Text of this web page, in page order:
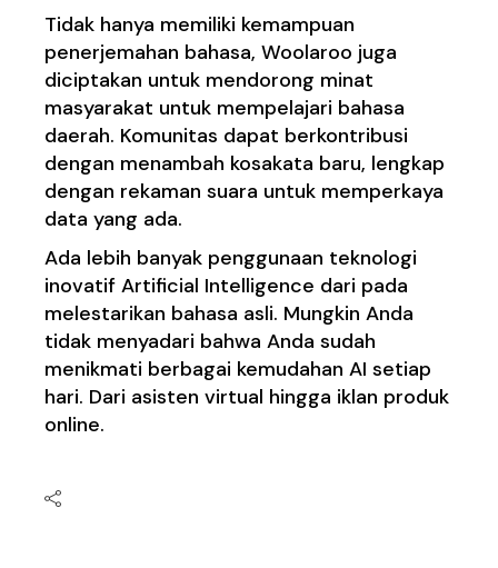
Tidak hanya memiliki kemampuan
penerjemahan bahasa, Woolaroo juga
diciptakan untuk mendorong minat
masyarakat untuk mempelajari bahasa
daerah. Komunitas dapat berkontribusi
dengan menambah kosakata baru, lengkap
dengan rekaman suara untuk memperkaya
data yang ada.
Ada lebih banyak penggunaan teknologi
inovatif Artificial Intelligence dari pada
melestarikan bahasa asli. Mungkin Anda
tidak menyadari bahwa Anda sudah
menikmati berbagai kemudahan AI setiap
hari. Dari asisten virtual hingga iklan produk
online.